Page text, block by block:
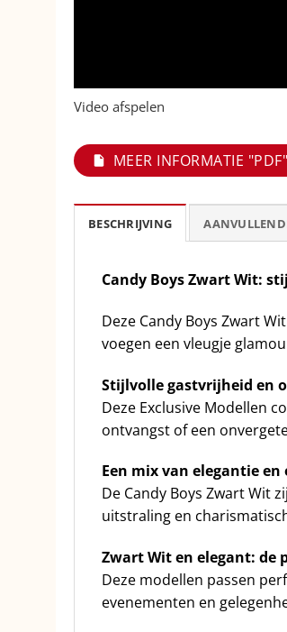
Video afspelen
MEER INFORMATIE "PDF"
BESCHRIJVING
Candy Boys Zwart Wit:
Deze Candy Boys Zwart
voegen een vleugje
Stijlvolle gastvrijheid en
Deze Exclusive Modellen
ontvangst of een
Een mix van elegantie
De Candy Boys Zwart Wit
uitstraling en
Zwart Wit en elegant: de
Deze modellen passen
evenementen en